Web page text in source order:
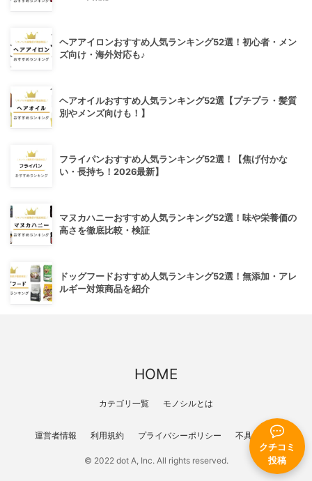
クチコミ
投稿
ヘアアイロンおすすめ人気ランキング52選！初心者・メン
ズ向け・海外対応も♪
ヘアオイルおすすめ人気ランキング52選【プチプラ・髪質
別やメンズ向けも！】
フライパンおすすめ人気ランキング52選！【焦げ付かな
い・長持ち！2026最新】
マヌカハニーおすすめ人気ランキング52選！味や栄養価の
高さを徹底比較・検証
ドッグフードおすすめ人気ランキング52選！無添加・アレ
ルギー対策商品を紹介
HOME
カテゴリ一覧 モノシルとは
運営者情報 利用規約 プライバシーポリシー 不具合報告
© 2022 dot A, Inc. All rights reserved.